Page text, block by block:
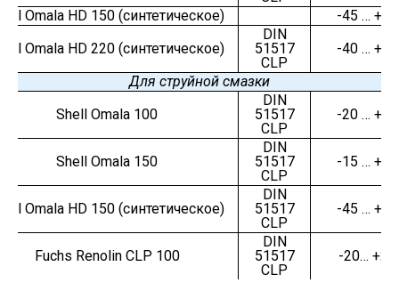
Omala HD 150 (синтетическое)
-45 … +45
Omala HD 220 (синтетическое)
DIN
51517
CLP
-40 … +50
Для струйной смазки
Shell Omala 100
DIN
51517
CLP
-20 … +25
Shell Omala 150
DIN
51517
CLP
-15 … +40
Omala HD 150 (синтетическое)
DIN
51517
CLP
-45 … +45
Fuchs Renolin CLP 100
DIN
51517
CLP
-20… +25